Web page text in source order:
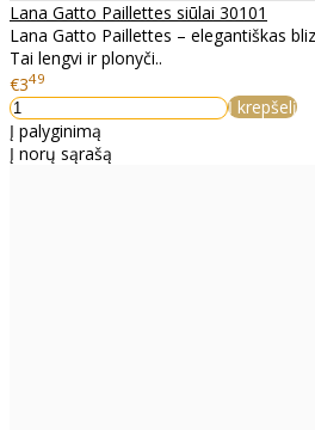
Lana Gatto Paillettes siūlai 30101
Lana Gatto Paillettes – elegantiškas
Tai lengvi ir plonyči..
€349
Į krepšelį
Į palyginimą
Į norų sąrašą